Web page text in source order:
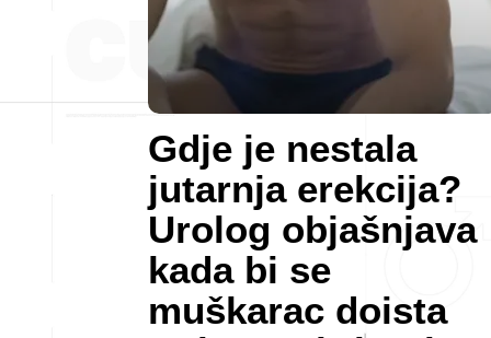
Gdje je nestala
jutarnja erekcija?
Urolog objašnjava
kada bi se
muškarac doista